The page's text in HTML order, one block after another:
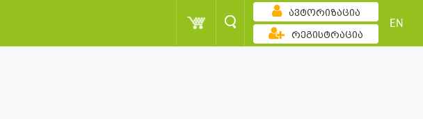
ავტორიზაცია
რეგისტრაცია
EN